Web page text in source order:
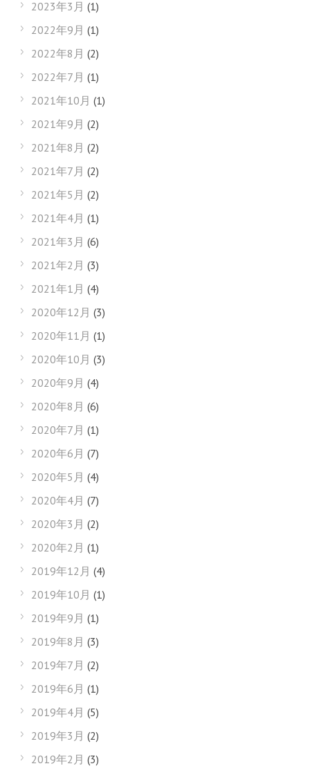
2023年3月 (1)
2022年9月 (1)
2022年8月 (2)
2022年7月 (1)
2021年10月 (1)
2021年9月 (2)
2021年8月 (2)
2021年7月 (2)
2021年5月 (2)
2021年4月 (1)
2021年3月 (6)
2021年2月 (3)
2021年1月 (4)
2020年12月 (3)
2020年11月 (1)
2020年10月 (3)
2020年9月 (4)
2020年8月 (6)
2020年7月 (1)
2020年6月 (7)
2020年5月 (4)
2020年4月 (7)
2020年3月 (2)
2020年2月 (1)
2019年12月 (4)
2019年10月 (1)
2019年9月 (1)
2019年8月 (3)
2019年7月 (2)
2019年6月 (1)
2019年4月 (5)
2019年3月 (2)
2019年2月 (3)